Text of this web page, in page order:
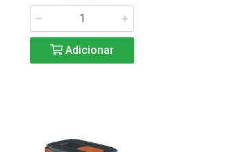
Adicionar